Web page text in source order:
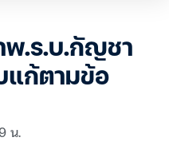
พ.ร.บ.กัญชา
แก้ตามข้อ
น.